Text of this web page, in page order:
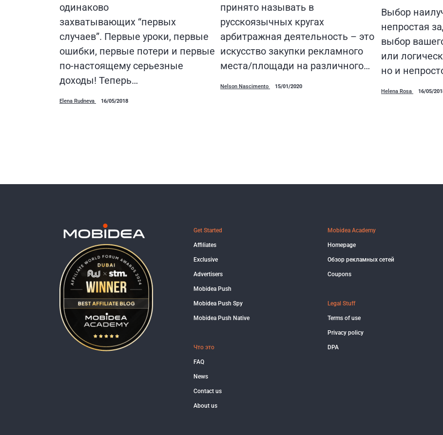
одинаково
захватывающих “первых
случаев”. Первые уроки, первые
ошибки, первые потери и первые
по-настоящему серьезные
доходы! Теперь…
Elena Rudneva 16/05/2018
принято называть в
русскоязычных кругах
арбитражная деятельность – это
искусство закупки рекламного
места/площади на различного…
Nelson Nascimento 15/01/2020
Выбор
непростая
выбор
или
но и
Helena Rosa 16/05/
Get Started
Affiliates
Exclusive
Advertisers
Mobidea Push
Mobidea Push Spy
Mobidea Push Native
Что это
FAQ
News
Contact us
About us
Mobidea Academy
Homepage
Обзор рекламных сетей
Coupons
Legal Stuff
Terms of use
Privacy policy
DPA